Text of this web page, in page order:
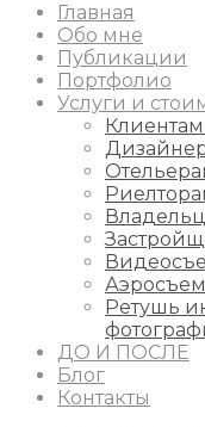
Главная
Обо мне
Публикации
Портфолио
Услуги и
Ретушь
ДО И ПОСЛЕ
Блог
Контакты